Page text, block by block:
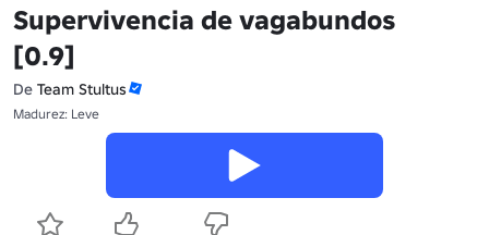
Supervivencia de vagabundos
[0.9]
De Team Stultus
Madurez: Leve